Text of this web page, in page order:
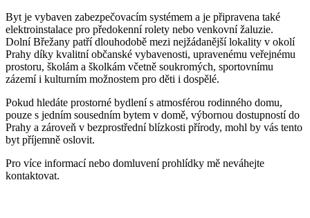
Byt je vybaven zabezpečovacím systémem a je připravena také
elektroinstalace pro předokenní rolety nebo venkovní žaluzie.
Dolní Břežany patří dlouhodobě mezi nejžádanější lokality v okolí
Prahy díky kvalitní občanské vybavenosti, upravenému veřejnému
prostoru, školám a školkám včetně soukromých, sportovnímu
zázemí i kulturním možnostem pro děti i dospělé.
Pokud hledáte prostorné bydlení s atmosférou rodinného domu,
pouze s jedním sousedním bytem v domě, výbornou dostupností do
Prahy a zároveň v bezprostřední blízkosti přírody, mohl by vás tento
byt příjemně oslovit.
Pro více informací nebo domluvení prohlídky mě neváhejte
kontaktovat.